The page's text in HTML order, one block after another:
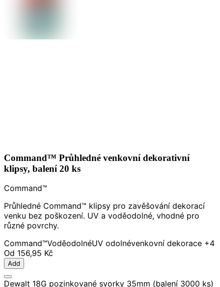
Command™ Průhledné venkovní dekorativní
klipsy, balení 20 ks
Command™
Průhledné Command™ klipsy pro zavěšování dekorací
venku bez poškození. UV a voděodolné, vhodné pro
různé povrchy.
Command™VoděodolnéUV odolnévenkovní dekorace +4
Od 156,95 Kč
Add
Dewalt 18G pozinkované svorky 35mm (balení 3000 ks)